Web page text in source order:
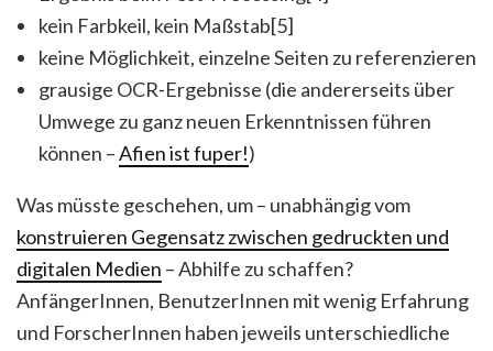
kein Farbkeil, kein Maßstab[5]
keine Möglichkeit, einzelne Seiten zu referenzieren
grausige OCR-Ergebnisse (die andererseits über
Umwege zu ganz neuen Erkenntnissen führen
können –Afien ist fuper!)
Was müsste geschehen, um – unabhängig vom
konstruieren Gegensatz zwischen gedruckten und
digitalen Medien – Abhilfe zu schaffen?
AnfängerInnen, BenutzerInnen mit wenig Erfahrung
und ForscherInnen haben jeweils unterschiedliche